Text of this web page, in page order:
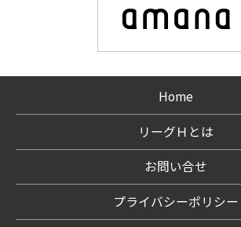
Home
リーグＨとは
お問い合せ
プライバシーポリシー